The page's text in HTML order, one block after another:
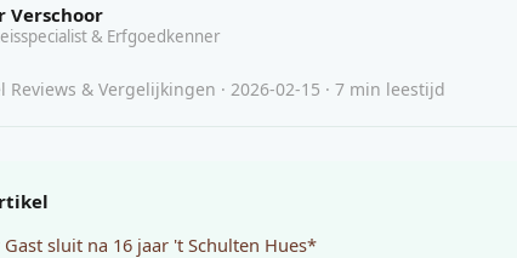
Verschoor
& Erfgoedkenner
Reviews & Vergelijkingen · 2026-02-15 · 7 min leestijd
Gast sluit na 16 jaar 't Schulten Hues*